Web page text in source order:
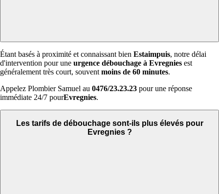
Étant basés à proximité et connaissant bien Estaimpuis, notre délai
d'intervention pour une urgence débouchage à Evregnies est
généralement très court, souvent moins de 60 minutes.
Appelez Plombier Samuel au 0476/23.23.23 pour une réponse
immédiate 24/7 pourEvregnies.
Les tarifs de débouchage sont-ils plus élevés pour
Evregnies ?